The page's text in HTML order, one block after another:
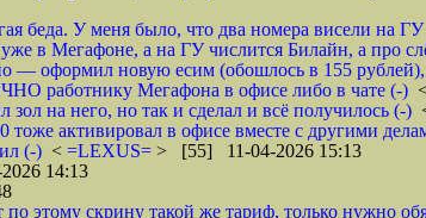
беда. У меня было, что два номера висели на
в Мегафоне, а на ГУ числится Билайн, а про
— оформил новую есим (обошлось в 155
работнику Мегафона в офисе либо в чате (-)
зол на него, но так и сделал и всё получилось (-)
активировал в офисе вместе с другими
(-) < =LEXUS= > [55] 11-04-2026 15:13
14:13
этому скрину такой же тариф, только нужно